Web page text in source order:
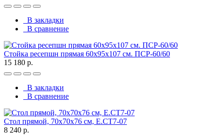
В закладки
В сравнение
Стойка ресепшн прямая 60х95х107 см. ПСР-60/60
15 180 р.
В закладки
В сравнение
Стол прямой, 70x70x76 см, Е.СТ7-07
8 240 р.